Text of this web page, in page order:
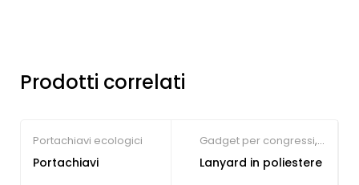
Prodotti correlati
Portachiavi ecologici
Portachiavi
Gadget per congressi,
Gadget per fiere,
Lanyard in poliestere